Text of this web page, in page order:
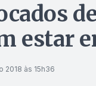
estar
2018 às 15h36